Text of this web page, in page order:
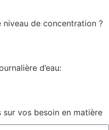
de concentration ?
d’eau:
sur vos besoin en matière